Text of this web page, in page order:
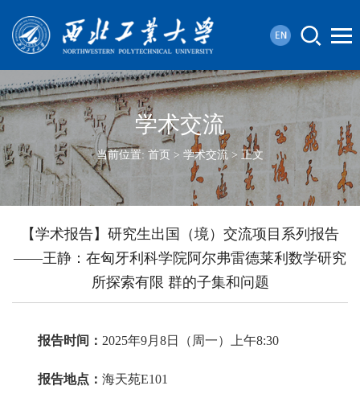
学术交流
当前位置: 首页 > 学术交流 > 正文
【学术报告】研究生出国（境）交流项目系列报告
——王静：在匈牙利科学院阿尔弗雷德莱利数学研究
所探索有限 群的子集和问题
报告时间： 2025年9月8日（周一）上午8:30
报告地点： 海天苑E101